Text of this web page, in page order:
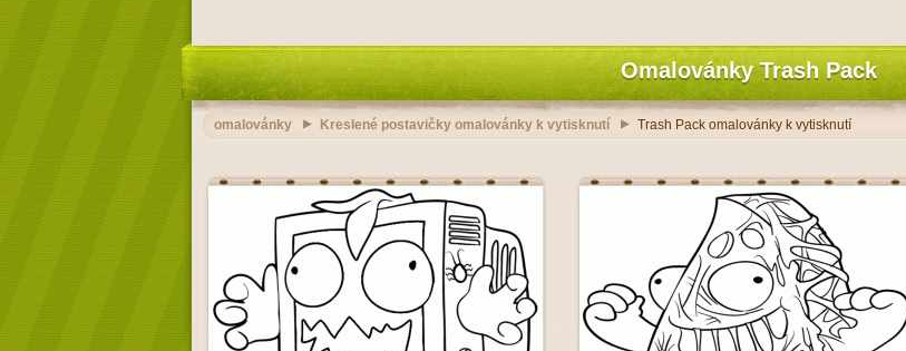
Omalovánky Trash Pack
omalovánky Kreslené postavičky omalovánky k vytisknutí Trash Pack omalovánky k vytisknutí